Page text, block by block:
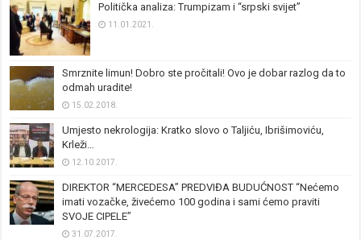
Politička analiza: Trumpizam i “srpski svijet”
11.01.2021.
Smrznite limun! Dobro ste pročitali! Ovo je dobar razlog da to
odmah uradite!
15.02.2018.
Umjesto nekrologija: Kratko slovo o Taljiću, Ibrišimoviću,
Krleži…
12.10.2017.
DIREKTOR “MERCEDESA” PREDVIĐA BUDUĆNOST “Nećemo
imati vozačke, živećemo 100 godina i sami ćemo praviti
SVOJE CIPELE”
31.07.2017.